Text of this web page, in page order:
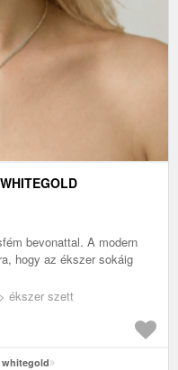
bevonattal. A modern
hogy az ékszer sokáig
ékszer szett
whitegold